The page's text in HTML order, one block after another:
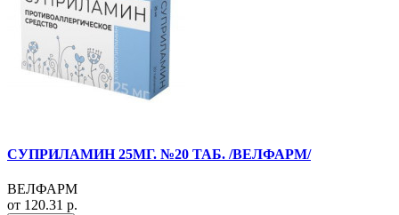
СУПРИЛАМИН 25МГ. №20 ТАБ. /ВЕЛФАРМ/
ВЕЛФАРМ
от 120.31 р.